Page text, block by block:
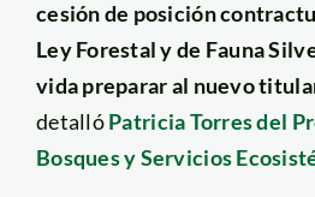
cesión de posición
Ley Forestal y de Fauna
vida preparar al nuevo
detallóPatricia Torres del
Bosques y Servicios